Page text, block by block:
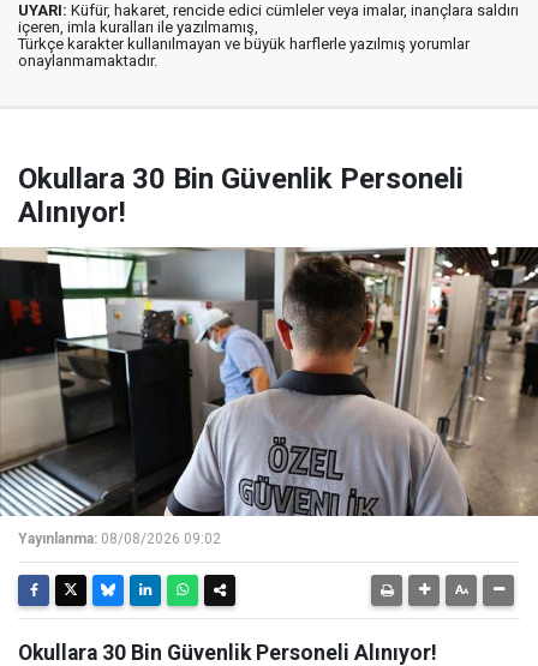
UYARI: Küfür, hakaret, rencide edici cümleler veya imalar, inançlara saldırı
içeren, imla kuralları ile yazılmamış,
Türkçe karakter kullanılmayan ve büyük harflerle yazılmış yorumlar
onaylanmamaktadır.
Okullara 30 Bin Güvenlik Personeli
Alınıyor!
Yayınlanma: 08/08/2026 09:02
Okullara 30 Bin Güvenlik Personeli Alınıyor!